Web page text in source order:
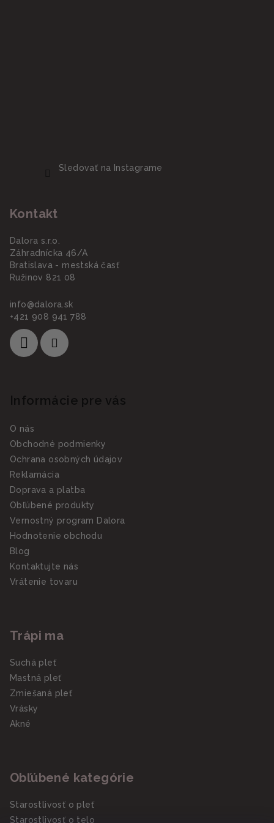
Sledovať na Instagrame
Kontakt
Dalora s.r.o.
Záhradnícka 46/A
Bratislava - mestská časť
Ružinov 821 08
info@dalora.sk
+421 908 941 788
Informácie pre vás
O nás
Obchodné podmienky
Ochrana osobných údajov
Reklamácia
Doprava a platba
Obľúbené produkty
Vernostný program Dalora
Hodnotenie obchodu
Blog
Kontaktujte nás
Vrátenie tovaru
Trápi ma
Suchá pleť
Mastná pleť
Zmiešaná pleť
Vrásky
Akné
Obľúbené kategórie
Starostlivosť o pleť
Starostlivosť o telo